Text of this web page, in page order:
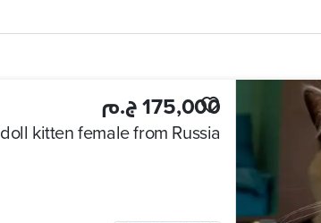
175,000 ج.م
kitten female from Russia